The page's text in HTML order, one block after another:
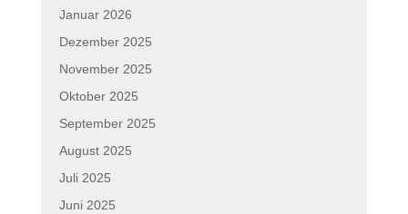
Januar 2026
Dezember 2025
November 2025
Oktober 2025
September 2025
August 2025
Juli 2025
Juni 2025